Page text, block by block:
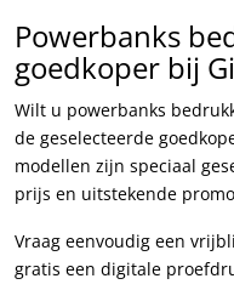
Powerbanks
goedkoper bij
Wilt u powerbanks
de geselecteerde
modellen zijn speciaal
prijs en uitstekende
Vraag eenvoudig een
gratis een digitale